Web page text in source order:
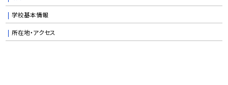
学校基本情報
所在地・アクセス